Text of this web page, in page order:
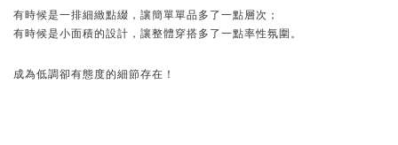
有時候是一排細緻點綴，讓簡單單品多了一點層次；
有時候是小面積的設計，讓整體穿搭多了一點率性氛圍。
成為低調卻有態度的細節存在！